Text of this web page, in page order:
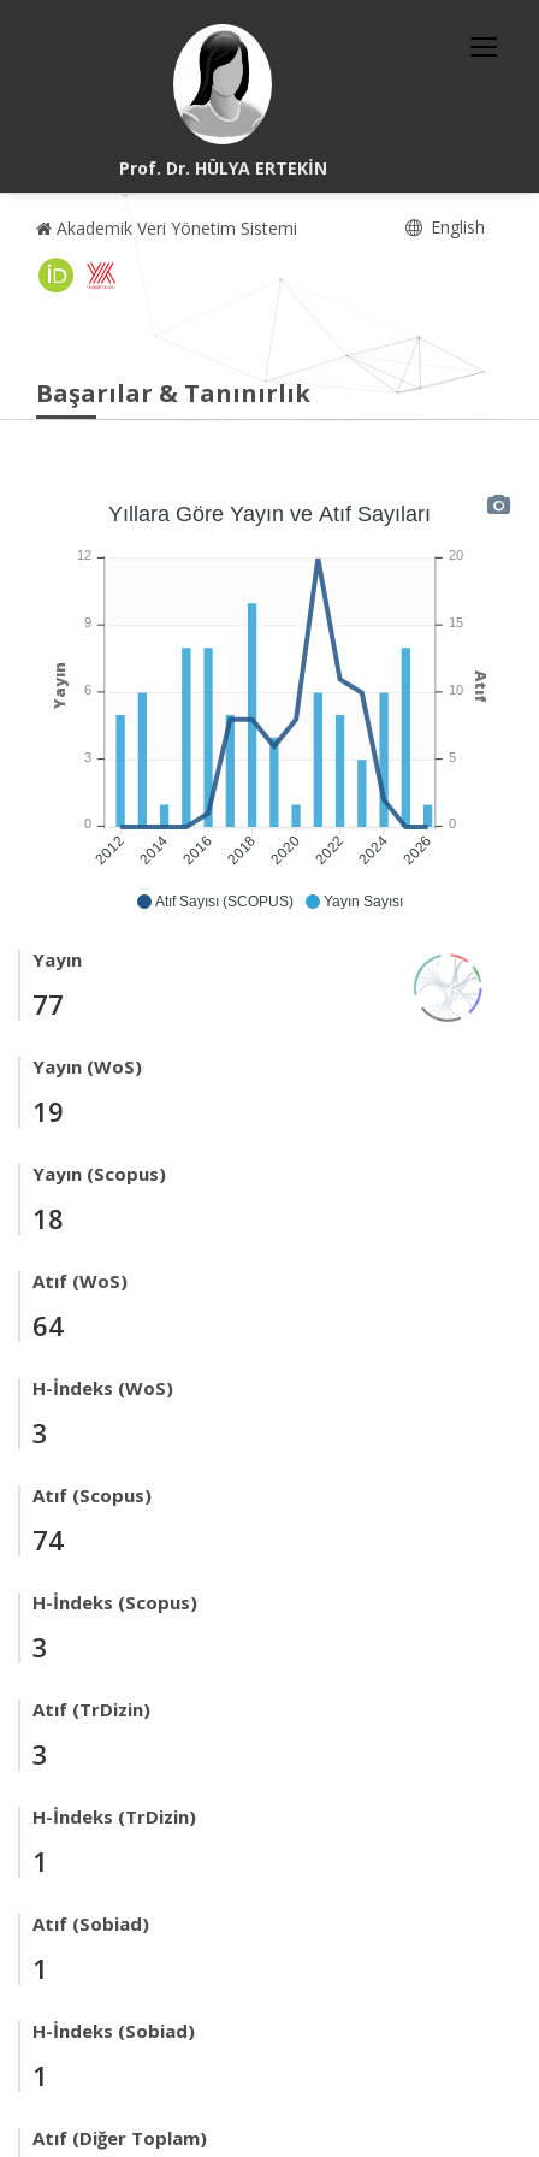
Prof. Dr. HÜLYA ERTEKİN
Akademik Veri Yönetim Sistemi English
Başarılar & Tanınırlık
Atıf Sayısı (SCOPUS) Yayın Sayısı
2012 2014 2016 2018 2020 2022 2024 2026
Yıllara Göre Yayın ve Atıf Sayıları
20
15
10
5
0
Atıf
12
9
6
3
0
Yayın
Yayın
77
Yayın (WoS)
19
Yayın (Scopus)
18
Atıf (WoS)
64
H-İndeks (WoS)
3
Atıf (Scopus)
74
H-İndeks (Scopus)
3
Atıf (TrDizin)
3
H-İndeks (TrDizin)
1
Atıf (Sobiad)
1
H-İndeks (Sobiad)
1
Atıf (Diğer Toplam)